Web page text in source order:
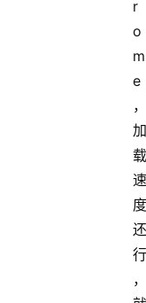
r
o
m
e
，
加
载
速
度
还
行
，